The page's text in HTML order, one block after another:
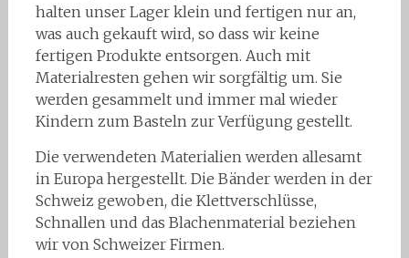
halten unser Lager klein und fertigen nur an,
was auch gekauft wird, so dass wir keine
fertigen Produkte entsorgen. Auch mit
Materialresten gehen wir sorgfältig um. Sie
werden gesammelt und immer mal wieder
Kindern zum Basteln zur Verfügung gestellt.
Die verwendeten Materialien werden allesamt
in Europa hergestellt. Die Bänder werden in der
Schweiz gewoben, die Klettverschlüsse,
Schnallen und das Blachenmaterial beziehen
wir von Schweizer Firmen.